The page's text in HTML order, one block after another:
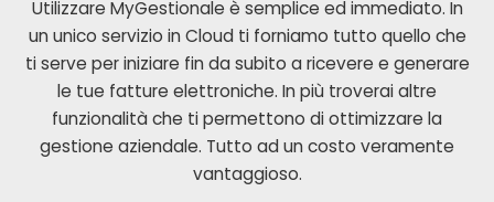
Utilizzare MyGestionale è semplice ed immediato. In
un unico servizio in Cloud ti forniamo tutto quello che
ti serve per iniziare fin da subito a ricevere e generare
le tue fatture elettroniche. In più troverai altre
funzionalità che ti permettono di ottimizzare la
gestione aziendale. Tutto ad un costo veramente
vantaggioso.